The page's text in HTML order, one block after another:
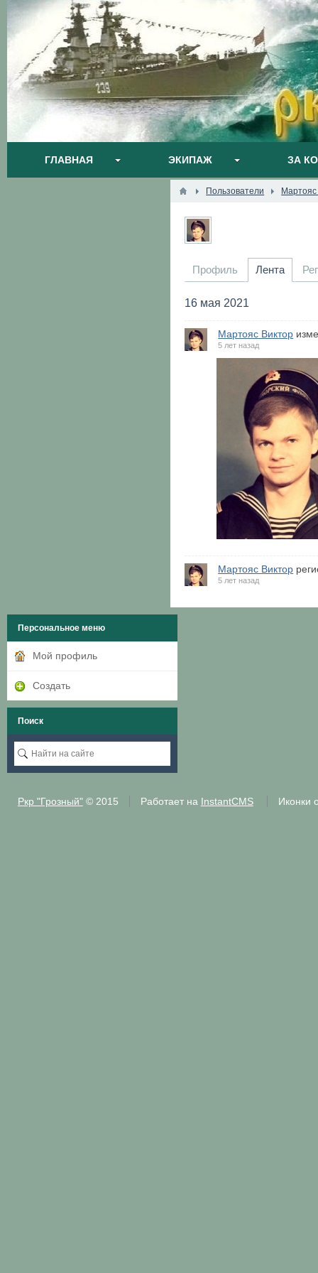
ГЛАВНАЯ ЭКИПАЖ ЗА
Пользователи
Профиль Лента
16 мая 2021
Мартояс Виктор
5 лет назад
Мартояс Виктор
5 лет назад
Персональное меню
Мой профиль
Создать
Поиск
Ркр "Грозный"© 2015 Работает на InstantCMS Иконки